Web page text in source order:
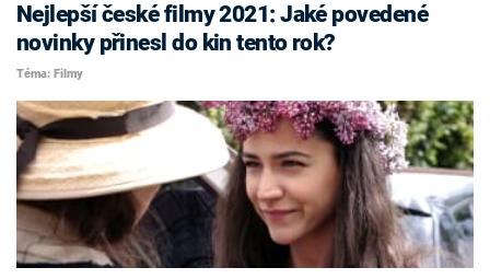
Nejlepší české filmy 2021: Jaké povedené
novinky přinesl do kin tento rok?
Téma: Filmy